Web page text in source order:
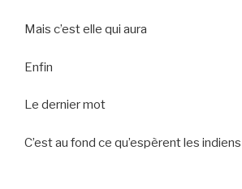
Mais c’est elle qui aura
Enfin
Le dernier mot
C’est au fond ce qu’espèrent les